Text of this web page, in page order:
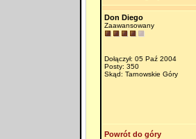
Don Diego
Zaawansowany
Dołączył: 05 Paź 2004
Posty: 350
Skąd: Tarnowskie Góry
Powrót do góry